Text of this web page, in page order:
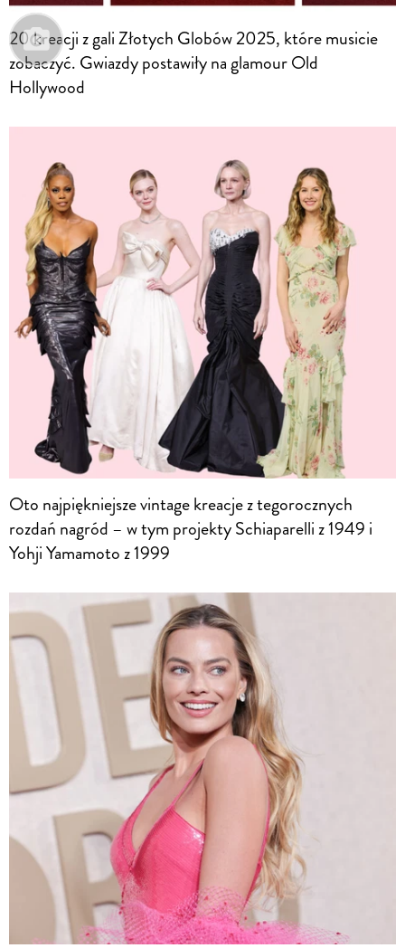
20 kreacji z gali Złotych Globów 2025, które musicie
zobaczyć. Gwiazdy postawiły na glamour Old
Hollywood
Oto najpiękniejsze vintage kreacje z tegorocznych
rozdań nagród – w tym projekty Schiaparelli z 1949 i
Yohji Yamamoto z 1999